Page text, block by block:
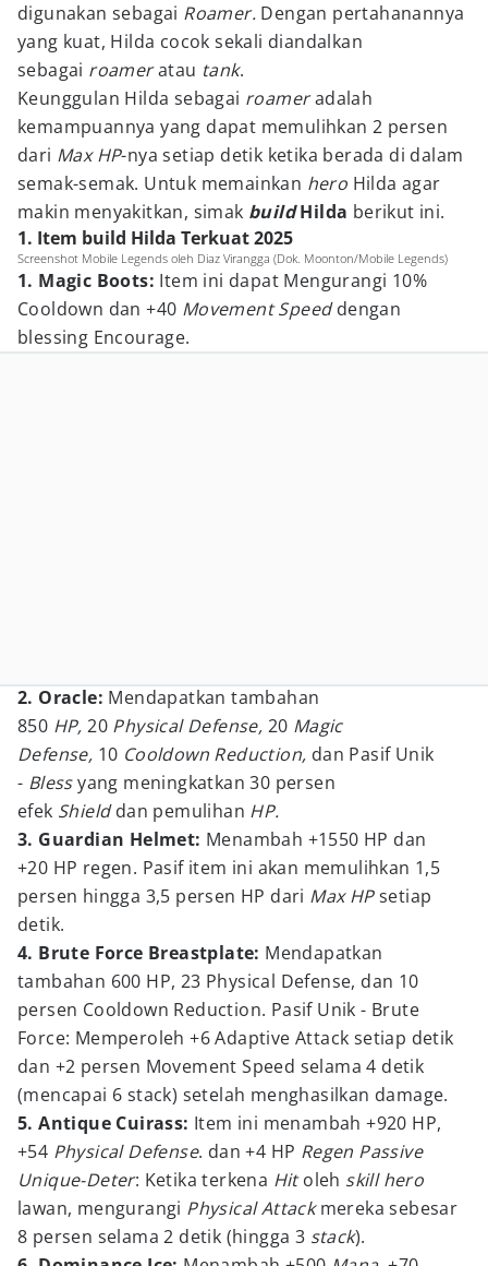
digunakan sebagai Roamer. Dengan pertahanannya
yang kuat, Hilda cocok sekali diandalkan
sebagai roameratau tank.
Keunggulan Hilda sebagai roameradalah
kemampuannya yang dapat memulihkan 2 persen
dari Max HP-nya setiap detik ketika berada di dalam
semak-semak. Untuk memainkan hero Hilda agar
makin menyakitkan, simak buildHilda berikut ini.
1. Item build Hilda Terkuat 2025
Screenshot Mobile Legends oleh Diaz Virangga (Dok. Moonton/Mobile Legends)
1. Magic Boots: Item ini dapat Mengurangi 10%
Cooldown dan +40 Movement Speeddengan
blessing Encourage.
2. Oracle: Mendapatkan tambahan
850 HP,20 Physical Defense, 20 Magic
Defense, 10 Cooldown Reduction, dan Pasif Unik
- Blessyang meningkatkan 30 persen
efek Shielddan pemulihan HP.
3. Guardian Helmet: Menambah +1550 HP dan
+20 HP regen. Pasif item ini akan memulihkan 1,5
persen hingga 3,5 persen HP dari Max HPsetiap
detik.
4. Brute Force Breastplate: Mendapatkan
tambahan 600 HP, 23 Physical Defense, dan 10
persen Cooldown Reduction. Pasif Unik - Brute
Force: Memperoleh +6 Adaptive Attack setiap detik
dan +2 persen Movement Speed selama 4 detik
(mencapai 6 stack) setelah menghasilkan damage.
5. Antique Cuirass: Item ini menambah +920 HP,
+54 Physical Defense. dan +4 HP Regen Passive
Unique-Deter: Ketika terkena Hitoleh skill hero
lawan, mengurangi Physical Attackmereka sebesar
8 persen selama 2 detik (hingga 3 stack).